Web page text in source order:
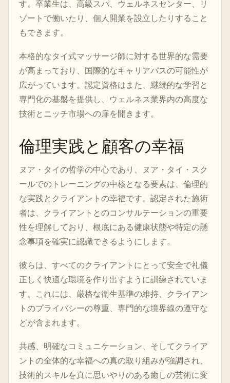
す。卒業生は、高級スパ、ウェルネスセンター、リ
ゾートで働いたり、個人開業を設立したりすること
もできます。
本格的なタイ式マッサージ師に対する世界的な需要
が高まっており、国際的なキャリアパスの可能性が
広がっています。認定資格はまた、継続的な学習と
専門化の基盤を提供し、ウェルネス業界内の高度な
技術とニッチ市場への扉を開きます。
倫理実践と顧客の幸福
ヌア・タイの哲学の中心であり、ヌア・タイ・スク
ールでのトレーニングの中核となる要素は、倫理的
な実践とクライアントの幸福です。認定された施術
者は、クライアントとのコンサルテーションの重要
性を理解しており、根底にある健康状態や特定の懸
念事項を確実に認識できるようにします。
彼らは、すべてのクライアントにとって安全で礼儀
正しく快適な環境を作り出すように訓練されていま
す。これには、厳格な衛生基準の維持、クライアン
トのプライバシーの尊重、専門的な境界線の遵守な
どが含まれます。
共感、明確なコミュニケーション、そしてクライア
ントの全体的な幸福への真の取り組みが強調され、
技術的スキルを真に思いやりのある癒しの芸術に変